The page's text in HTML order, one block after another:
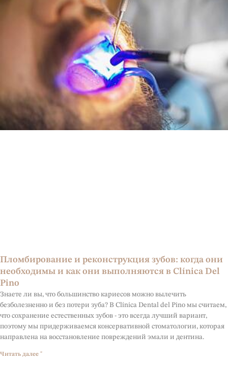
Пломбирование и реконструкция зубов: когда они
необходимы и как они выполняются в Clínica Del
Pino
Знаете ли вы, что большинство кариесов можно вылечить
безболезненно и без потери зуба? В Clínica Dental del Pino мы считаем,
что сохранение естественных зубов - это всегда лучший вариант,
поэтому мы придерживаемся консервативной стоматологии, которая
направлена на восстановление повреждений эмали и дентина.
Читать далее "